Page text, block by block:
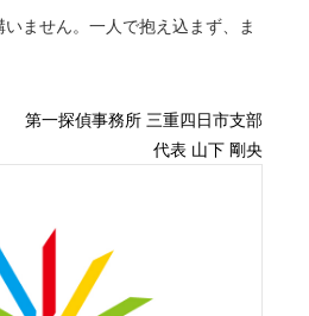
づき、本調査を実施いたしま
ません。一人で抱え込まず、ま
第一探偵事務所 三重四日市支部
代表 山下 剛央